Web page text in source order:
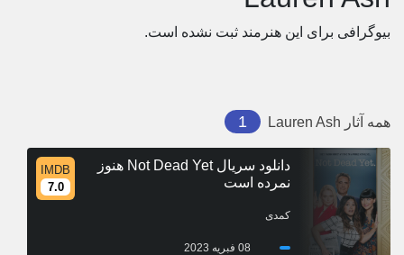
بیوگرافی برای این هنرمند ثبت نشده است.
همه آثار Lauren Ash
1
دانلود سریال Not Dead Yet هنوز
نمرده است
IMDB
7.0
کمدی
08 فبریه 2023